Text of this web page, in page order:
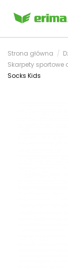
Strona główna
Skarpety sportowe
Socks Kids